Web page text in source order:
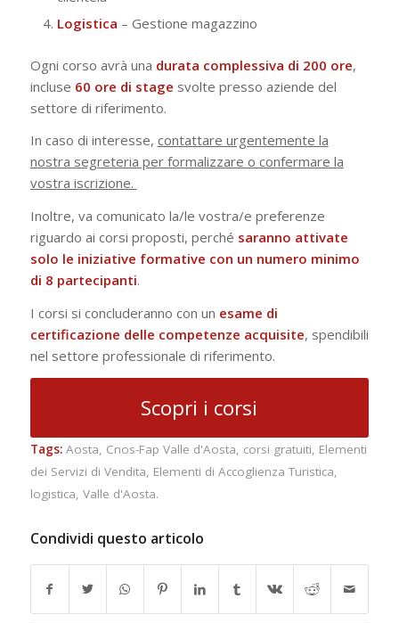
Logistica – Gestione magazzino
Ogni corso avrà una durata complessiva di 200 ore,
incluse 60 ore di stage svolte presso aziende del
settore di riferimento.
In caso di interesse, contattare urgentemente la
nostra segreteria per formalizzare o confermare la
vostra iscrizione.
Inoltre, va comunicato la/le vostra/e preferenze
riguardo ai corsi proposti, perché saranno attivate
solo le iniziative formative con un numero minimo
di 8 partecipanti.
I corsi si concluderanno con un esame di
certificazione delle competenze acquisite, spendibili
nel settore professionale di riferimento.
Scopri i corsi
Tags: Aosta, Cnos-Fap Valle d'Aosta, corsi gratuiti, Elementi
dei Servizi di Vendita, Elementi di Accoglienza Turistica,
logistica, Valle d'Aosta.
Condividi questo articolo